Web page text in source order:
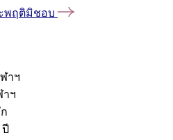
พฤติมิชอบ
าฯ
าฯ